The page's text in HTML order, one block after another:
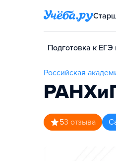
Подготовка к
Российская
53 отзыва